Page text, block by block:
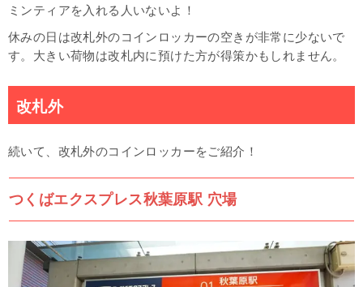
ミンティアを入れる人いないよ！
休みの日は改札外のコインロッカーの空きが非常に少ないで
す。大きい荷物は改札内に預けた方が得策かもしれません。
改札外
続いて、改札外のコインロッカーをご紹介！
つくばエクスプレス秋葉原駅 穴場